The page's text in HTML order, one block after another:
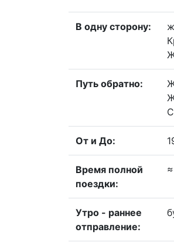
В одну сторону:
Путь обратно:
От и До:
Время полной
поездки:
Утро - раннее
отправление: